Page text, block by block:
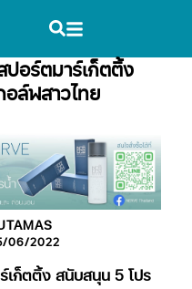
ปอร์ตมาร์เก็ตติ้ง
ล์ฟสาวไทย
06/2022
เก็ตติ้ง สนับสนุน 5 โปร